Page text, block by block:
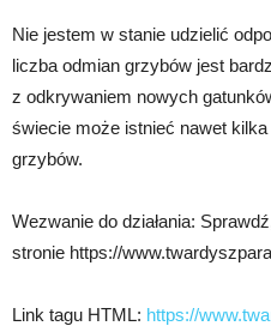
Nie jestem w stanie udzielić
liczba odmian grzybów jest
z odkrywaniem nowych
świecie może istnieć nawet
grzybów.
Wezwanie do działania:
stronie https://
Link tagu HTML: https://